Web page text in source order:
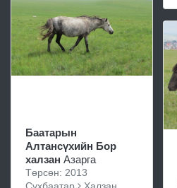
Баатарын
Алтансүхийн Бор
халзан Азарга
Төрсөн: 2013